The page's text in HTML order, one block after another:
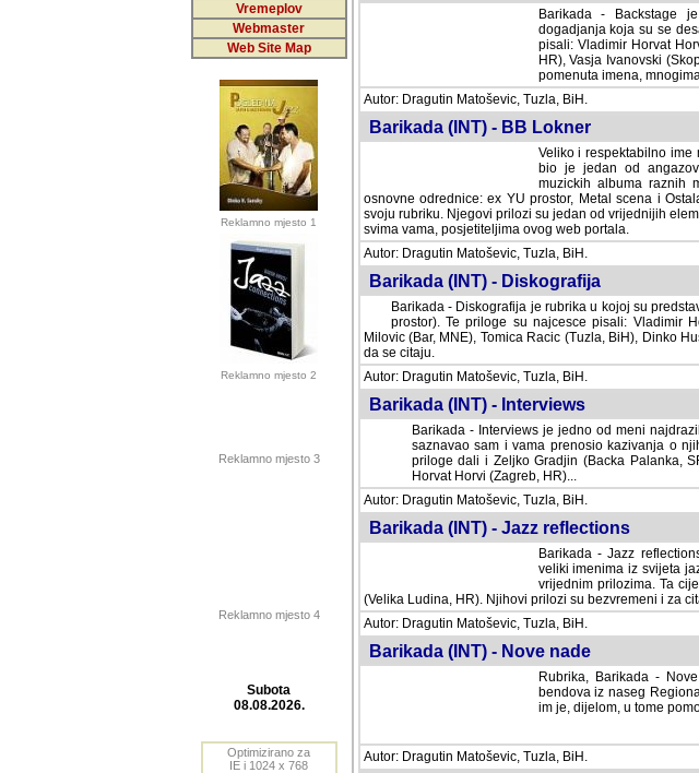
Vremeplov
Webmaster
Web Site Map
Reklamno mjesto 1
Reklamno mjesto 2
Reklamno mjesto 3
Reklamno mjesto 4
Barikada - Backstage
dogadjanja koja su se
pisali: Vladimir Horvat
HR), Vasja Ivanovski
pomenuta imena,
Autor: Dragutin Matoševic, Tuzla, BiH.
Barikada (INT) - BB Lokner
Veliko i respektabilno ime
bio je jedan od
albuma raznih muzickih
odrednice: ex YU prostor, Metal scena i Ostala scena.
Njegovi prilozi su jedan od vrijednijih elemenata ovog
posjetiteljima ovog web portala.
Autor: Dragutin Matoševic, Tuzla, BiH.
Barikada (INT) - Diskografija
Barikada - Diskografija je rubrika u kojoj su
prostor). Te priloge su najcesce pisali: Vladimir
(Bar, MNE), Tomica Racic (Tuzla, BiH), Dinko
citaju.
Autor: Dragutin Matoševic, Tuzla, BiH.
Barikada (INT) - Interviews
Barikada - Interviews je jedno od meni
saznavao sam i vama prenosio kazivanja o
priloge dali i Zeljko Gradjin (Backa Palanka,
Horvat Horvi (Zagreb, HR)...
Autor: Dragutin Matoševic, Tuzla, BiH.
Barikada (INT) - Jazz reflections
Barikada - Jazz
imenima iz svijeta jazz
vrijednim prilozima. Ta
(Velika Ludina, HR). Njihovi prilozi su bezvremeni i za
Autor: Dragutin Matoševic, Tuzla, BiH.
Barikada (INT) - Nove nade
Rubrika, Barikada -
bendova iz naseg
je, dijelom, u tome
Autor: Dragutin Matoševic, Tuzla, BiH.